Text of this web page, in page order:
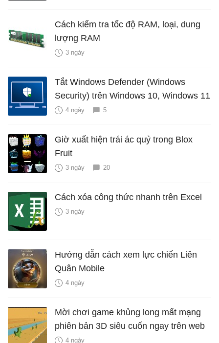
Cách kiểm tra tốc độ RAM, loại, dung
lượng RAM
3 ngày
Tắt Windows Defender (Windows
Security) trên Windows 10, Windows 11
4 ngày 5
Giờ xuất hiện trái ác quỷ trong Blox
Fruit
3 ngày 20
Cách xóa công thức nhanh trên Excel
3 ngày
Hướng dẫn cách xem lực chiến Liên
Quân Mobile
4 ngày
Mời chơi game khủng long mất mạng
phiên bản 3D siêu cuốn ngay trên web
4 ngày